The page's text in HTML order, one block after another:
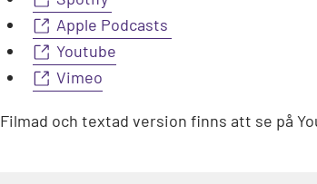
Apple Podcasts
Youtube
Vimeo
Filmad och textad version finns att se på